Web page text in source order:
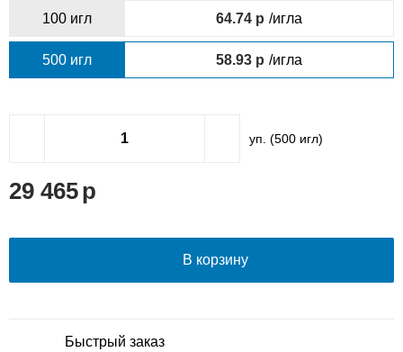
100 игл 64.74 /игла
500 игл 58.93 /игла
уп. (500игл)
29 465
В корзину
Быстрый заказ